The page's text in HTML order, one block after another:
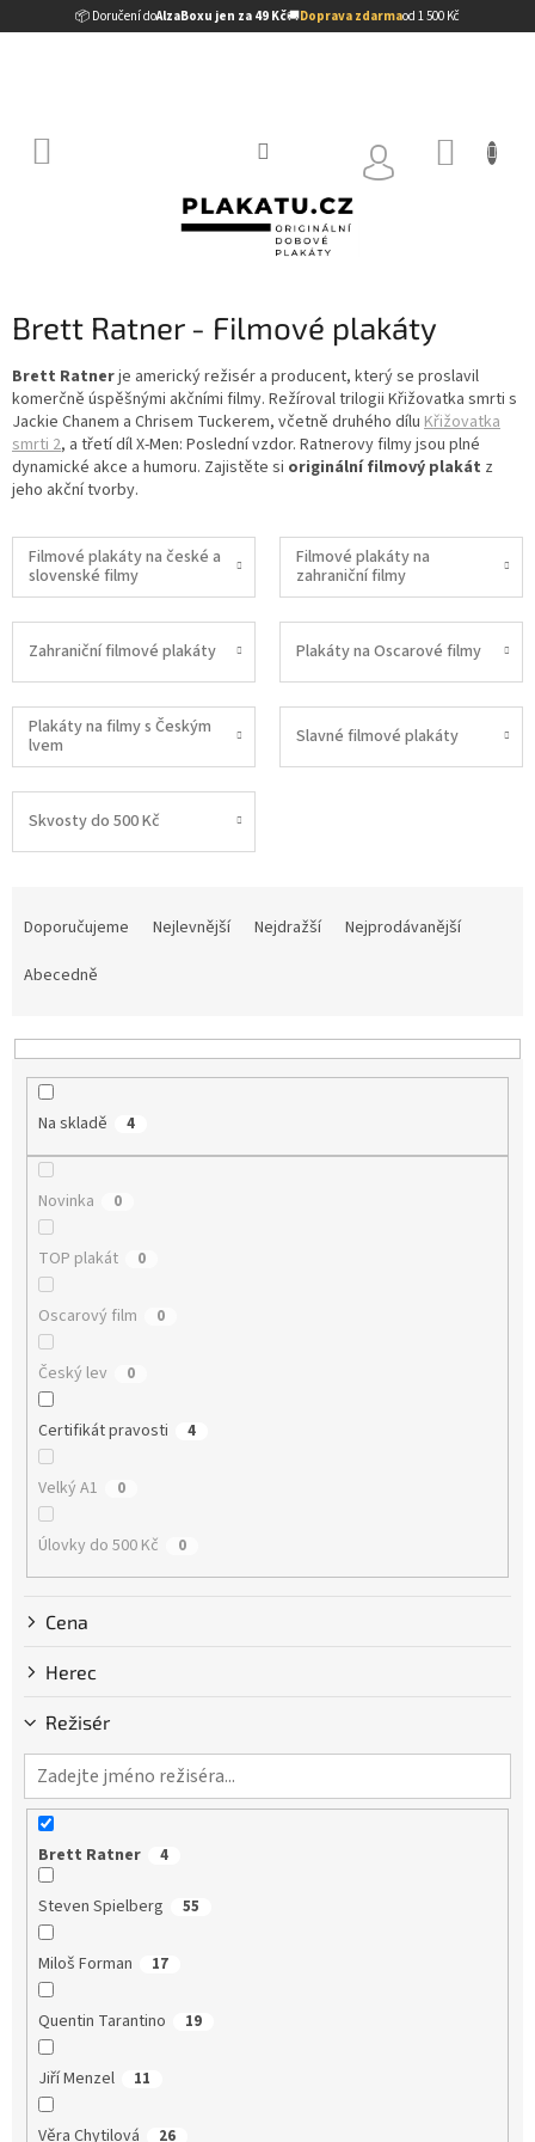
📦 Doručení doAlzaBoxu jen za 49 Kč🚚Doprava zdarmaod 1 500 Kč
na
Brett Ratner - Filmové plakáty
Brett Ratnerje americký režisér a producent, který se proslavil
komerčně úspěšnými akčními filmy. Režíroval trilogii Křižovatka smrti s
Jackie Chanem a Chrisem Tuckerem, včetně druhého dílu Křižovatka
smrti 2, a třetí díl X-Men: Poslední vzdor. Ratnerovy filmy jsou plné
dynamické akce a humoru. Zajistěte si originální filmový plakát z
jeho akční tvorby.
Filmové plakáty na české a
slovenské filmy
Filmové plakáty na
zahraniční filmy
Zahraniční filmové plakáty Plakáty na Oscarové filmy
Plakáty na filmy s Českým
lvem
Slavné filmové plakáty
Skvosty do 500 Kč
p
Doporučujeme Nejlevnější Nejdražší
Nejprodávanější
Abecedně
Na skladě 4
Novinka 0
TOP plakát 0
Oscarový film 0
Český lev 0
Certifikát pravosti 4
Velký A1 0
Úlovky do 500 Kč 0
Cena
Herec
Režisér
Brett Ratner 4
Steven Spielberg 55
Miloš Forman 17
Quentin Tarantino 19
Jiří Menzel 11
Věra Chytilová 26